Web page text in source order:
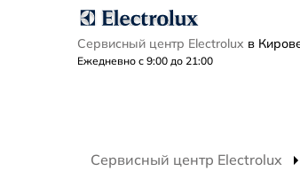
Сервисный центр Electrolux в
Ежедневно с 9:00 до 21:00
Сервисный центр Electrolux